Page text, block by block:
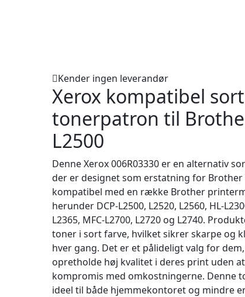
Kender ingen leverandør
Xerox kompatibel sort
tonerpatron til
L2500
Denne Xerox 006R03330 er en alternativ
der er designet som erstatning for Brother
kompatibel med en række Brother
herunder DCP-L2500, L2520, L2560, HL-
L2365, MFC-L2700, L2720 og L2740.
toner i sort farve, hvilket sikrer skarpe og
hver gang. Det er et pålideligt valg for
opretholde høj kvalitet i deres print uden
kompromis med omkostningerne. Denne
ideel til både hjemmekontoret og mindre